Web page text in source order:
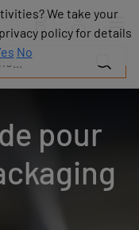
pour
We take your
policy for details
No
We take your
policy for details
No